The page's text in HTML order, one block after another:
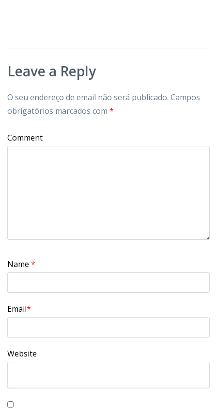
Leave a Reply
O seu endereço de email não será publicado. Campos
obrigatórios marcados com *
Comment
Name *
Email*
Website